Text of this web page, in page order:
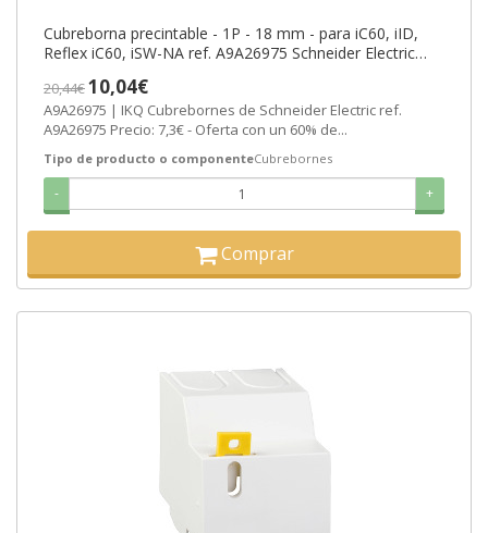
Cubreborna precintable - 1P - 18 mm - para iC60, iID,
Reflex iC60, iSW-NA ref. A9A26975 Schneider Electric
20,44€10,04€
A9A26975 | IKQ Cubrebornes de Schneider Electric ref.
A9A26975 Precio: 7,3€ - Oferta con un 60% de...
Tipo de producto o componenteCubrebornes
- +
Comprar